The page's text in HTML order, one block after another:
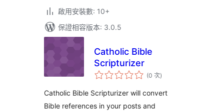
啟用安裝數: 10+
保證相容版本: 3.0.5
Catholic Bible
Scripturizer
(0 次評
分
數
)
Catholic Bible Scripturizer will convert
Bible references in your posts and